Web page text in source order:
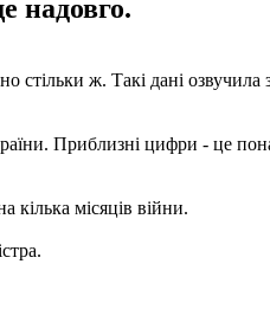
надовго.
стільки ж. Такі дані озвучила
Приблизні цифри - це
кілька місяців війни.